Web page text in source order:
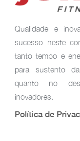
Qualidade e
sucesso neste
tanto tempo e
para sustento
quanto no
inovadores.
Política de